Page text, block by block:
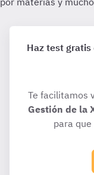
Haz test gratis
Te facilitamos
Gestión de la
para